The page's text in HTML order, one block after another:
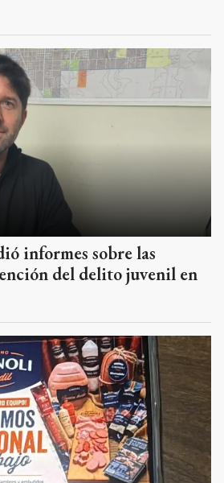
informes sobre las
del delito juvenil en